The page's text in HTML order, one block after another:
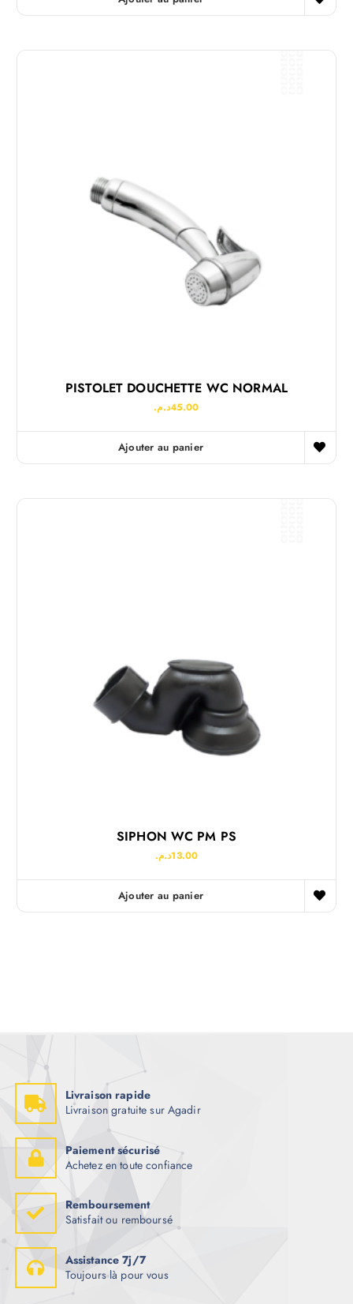
PISTOLET DOUCHETTE WC NORMAL
45.00د.م.
Ajouter au panier
SIPHON WC PM PS
13.00د.م.
Ajouter au panier
Livraison rapide
Livraison gratuite sur Agadir
Paiement sécurisé
Achetez en toute confiance
Remboursement
Satisfait ou remboursé
Assistance 7j/7
Toujours là pour vous